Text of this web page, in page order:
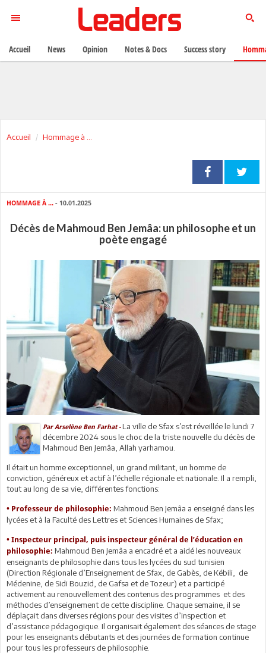
Accueil Hommage à ...
HOMMAGE À ... - 10.01.2025
Décès de Mahmoud Ben Jemâa: un philosophe et un
poète engagé
Par Arselène Ben Farhat -La ville de Sfax s’est réveillée le lundi 7
décembre 2024 sous le choc de la triste nouvelle du décès de
Mahmoud Ben Jemâa, Allah yarhamou.
Il était un homme exceptionnel, un grand militant, un homme de
conviction, généreux et actif à l’échelle régionale et nationale. Il a rempli,
tout au long de sa vie, différentes fonctions:
• Professeur de philosophie: Mahmoud Ben Jemâa a enseigné dans les
lycées et à la Faculté des Lettres et Sciences Humaines de Sfax;
• Inspecteur principal, puis inspecteur général de l’éducation en
philosophie: Mahmoud Ben Jemâa a encadré et a aidé les nouveaux
enseignants de philosophie dans tous les lycées du sud tunisien
(Direction Régionale d’Enseignement de Sfax, de Gabès, de Kébili, de
Médenine, de Sidi Bouzid, de Gafsa et de Tozeur) et a participé
activement au renouvellement des contenus des programmes et des
méthodes d’enseignement de cette discipline. Chaque semaine, il se
déplaçait dans diverses régions pour des visites d’inspection et
d’assistance pédagogique. Il organisait également des séances de stage
pour les enseignants débutants et des journées de formation continue
pour tous les professeurs de philosophie.
Accueil News Opinion Notes & Docs Success story